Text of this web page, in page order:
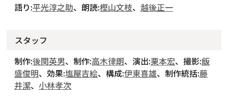
語り:平光淳之助、朗読:樫山文枝、 越後正一
スタッフ
制作:後関英男、制作:高木律朗、演出:栗本宏、撮影:飯
盛俊明、効果:塩屋吉絵、構成:伊東喜雄、制作統括:藤
井潔、 小林孝次